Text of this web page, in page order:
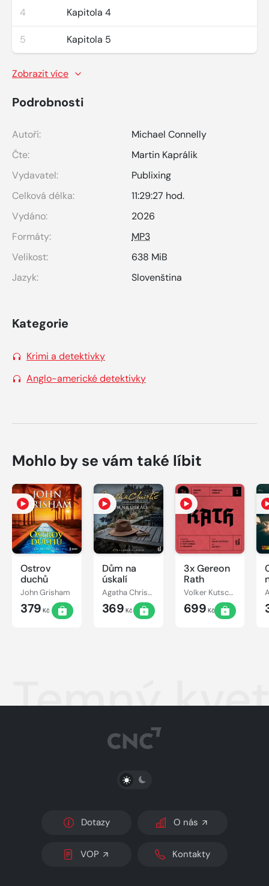
4 Kapitola 4
5 Kapitola 5
Zobrazit více
Podrobnosti
Autoři:
Michael Connelly
Čte:
Martin Kaprálik
Vydavatel:
Publixing
Celková délka:
11:29:27 hod.
Vydáno:
2026
Formáty:
MP3
Velikost:
638 MiB
Jazyk:
Slovenština
Kategorie
Krimi a detektivky
Anglo-americké detektivky
Mohlo by se vám také líbit
Ostrov
duchů
John Grisham
379 Kč
Dům na
úskalí
Agatha Christie
369 Kč
3x Gereon
Rath
Volker Kutscher
699 Kč
Temný
PŘEPNOUT SVĚTLÝ/TMAVÝ REŽIM
Dotazy O nás
VOP Kontakty